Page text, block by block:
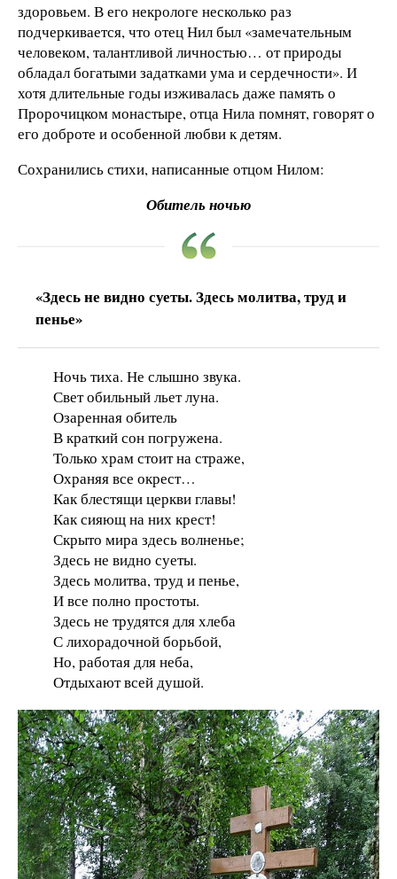
здоровьем. В его некрологе несколько раз
подчеркивается, что отец Нил был «замечательным
человеком, талантливой личностью… от природы
обладал богатыми задатками ума и сердечности». И
хотя длительные годы изживалась даже память о
Пророчицком монастыре, отца Нила помнят, говорят о
его доброте и особенной любви к детям.
Сохранились стихи, написанные отцом Нилом:
Обитель ночью
«Здесь не видно суеты. Здесь молитва, труд и
пенье»
Ночь тиха. Не слышно звука.
Свет обильный льет луна.
Озаренная обитель
В краткий сон погружена.
Только храм стоит на страже,
Охраняя все окрест…
Как блестящи церкви главы!
Как сияющ на них крест!
Скрыто мира здесь волненье;
Здесь не видно суеты.
Здесь молитва, труд и пенье,
И все полно простоты.
Здесь не трудятся для хлеба
С лихорадочной борьбой,
Но, работая для неба,
Отдыхают всей душой.